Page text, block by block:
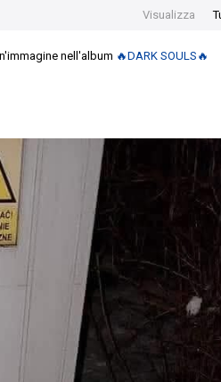
Visualizza
nell'album 🔥DARK SOULS🔥